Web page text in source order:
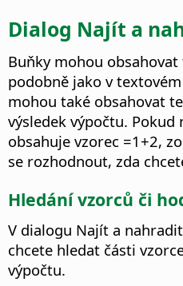
Dialog Najít a
Buňky mohou
podobně jako v
mohou také obsahovat
výsledek výpočtu. Pokud
obsahuje vzorec =1+2,
se rozhodnout, zda
Hledání vzorců či
V dialogu Najít a
chcete hledat části
výpočtu.